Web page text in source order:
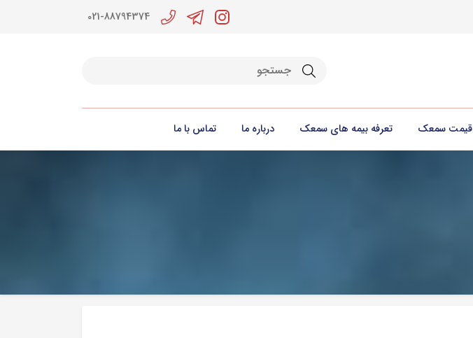
021-88794374
جستجو
قیمت سمعک تعرفه بیمه های سمعک درباره ما تماس با ما